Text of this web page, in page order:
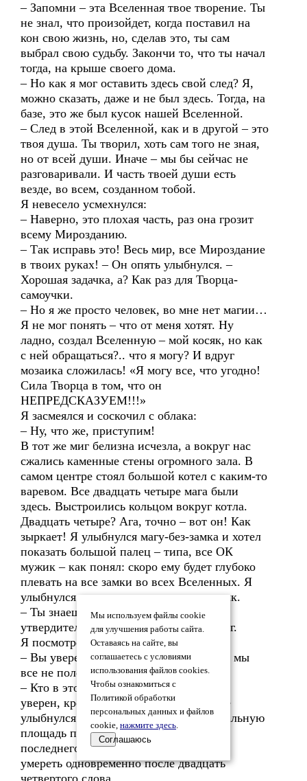
– Запомни – эта Вселенная твое творение. Ты
не знал, что произойдет, когда поставил на
кон свою жизнь, но, сделав это, ты сам
выбрал свою судьбу. Закончи то, что ты начал
тогда, на крыше своего дома.
– Но как я мог оставить здесь свой след? Я,
можно сказать, даже и не был здесь. Тогда, на
базе, это же был кусок нашей Вселенной.
– След в этой Вселенной, как и в другой – это
твоя душа. Ты творил, хоть сам того не зная,
но от всей души. Иначе – мы бы сейчас не
разговаривали. И часть твоей души есть
везде, во всем, созданном тобой.
Я невесело усмехнулся:
– Наверно, это плохая часть, раз она грозит
всему Мирозданию.
– Так исправь это! Весь мир, все Мироздание
в твоих руках! – Он опять улыбнулся. –
Хорошая задачка, а? Как раз для Творца-
самоучки.
– Но я же просто человек, во мне нет магии…
Я не мог понять – что от меня хотят. Ну
ладно, создал Вселенную – мой косяк, но как
с ней обращаться?.. что я могу? И вдруг
мозаика сложилась! «Я могу все, что угодно!
Сила Творца в том, что он
НЕПРЕДСКАЗУЕМ!!!»
Я засмеялся и соскочил с облака:
– Ну, что же, приступим!
В тот же миг белизна исчезла, а вокруг нас
сжались каменные стены огромного зала. В
самом центре стоял большой котел с каким-то
варевом. Все двадцать четыре мага были
здесь. Выстроились кольцом вокруг котла.
Двадцать четыре? Ага, точно – вот он! Как
зыркает! Я улыбнулся магу-без-замка и хотел
показать большой палец – типа, все ОК
мужик – как понял: скоро ему будет глубоко
плевать на все замки во всех Вселенных. Я
улыбнулся еще шире и показал ему язык.
– Ты знаешь, что надо сделать, –
утвердительно произнес Верховный маг.
Я посмотрел на него долгим взглядом.
– Вы уверены, что после вашей смерти мы
все не полетим в тартарары?
– Кто в этом мире может быть в чем-то
уверен, кроме Творца? – он ободряюще
улыбнулся. – Поставь лазер на максимальную
площадь поражения, но не стреляй до
последнего слова. Помни – мы должны
умереть одновременно после двадцать
четвертого слова.
Мы используем файлы cookie
для улучшения работы сайта.
Оставаясь на сайте, вы
соглашаетесь с условиями
использования файлов cookies.
Чтобы ознакомиться с
Политикой обработки
персональных данных и файлов
cookie, нажмите здесь.
Соглашаюсь